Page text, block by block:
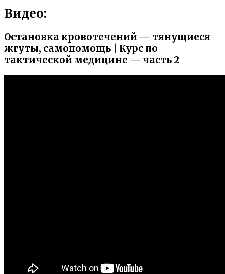
Видео:
Остановка кровотечений — тянущиеся
жгуты, самопомощь | Курс по
тактической медицине — часть 2